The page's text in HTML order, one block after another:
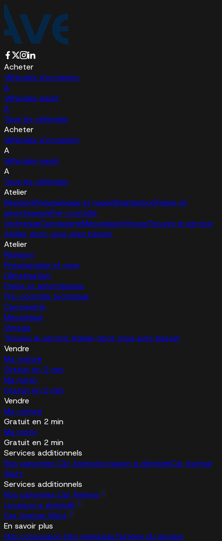
Acheter
Véhicules d'occasion
A
Véhicules neufs
A
Tous les véhicules
Acheter
Véhicules d'occasion
A
Véhicules neufs
A
Tous les véhicules
Atelier
RévisionPneumatique et roueClimatisationFreins et
amortisseursPré-contrôle
techniqueCarrosserieMécaniqueVitrageTrouvez le service
Atelier dont vous avez besoin
Atelier
Révision
Pneumatique et roue
Climatisation
Freins et amortisseurs
Pré-contrôle technique
Carrosserie
Mécanique
Vitrage
Trouvez le service Atelier dont vous avez besoin
Vendre
Ma voiture
Gratuit en 2 min
Ma moto
Gratuit en 2 min
Vendre
Ma voiture
Gratuit en 2 min
Ma moto
Gratuit en 2 min
Services additionnels
Nos garanties Car AvenueLivraison à domicileCar Avenue
Watt
Services additionnels
Nos garanties Car Avenue
Livraison à domicile
Car Avenue Watt
En savoir plus
Hub concession Nos marquesL'histoire du groupe